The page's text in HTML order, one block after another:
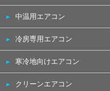
中温用エアコン
冷房専用エアコン
寒冷地向けエアコン
クリーンエアコン